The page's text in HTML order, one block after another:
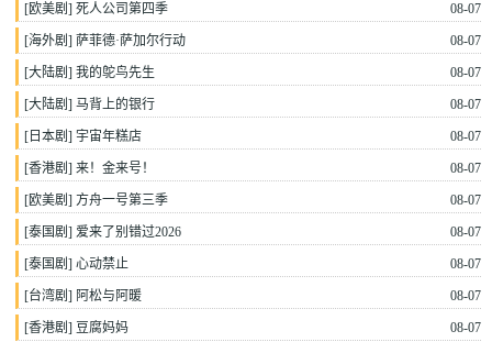
[欧美剧]死人公司第四季 08-07
[海外剧] 萨菲德·萨加尔行动 08-07
[大陆剧]我的鸵鸟先生 08-07
[大陆剧]马背上的银行 08-07
[ 日本剧]宇宙年糕店 08-07
[香港剧]来！金来号！ 08-07
[欧美剧]方舟一号第三季 08-07
[泰国剧]爱来了别错过2026 08-07
[泰国剧]心动禁止 08-07
[台湾剧] 阿松与阿暖 08-07
[香港剧] 豆腐妈妈 08-07